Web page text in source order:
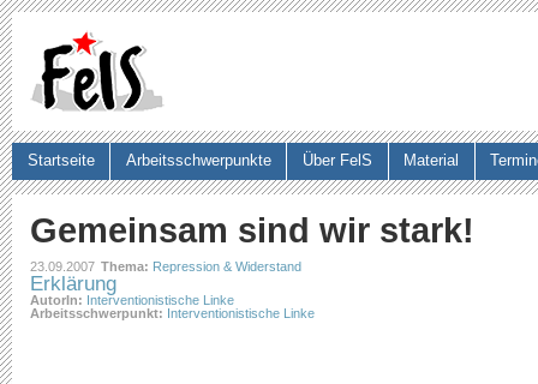
Gemeinsam sind wir stark!
23.09.2007 Thema: Repression & Widerstand
Erklärung
AutorIn: Interventionistische Linke
Arbeitsschwerpunkt: Interventionistische Linke
Startseite Arbeitsschwerpunkte Über FelS Material
Suchformular